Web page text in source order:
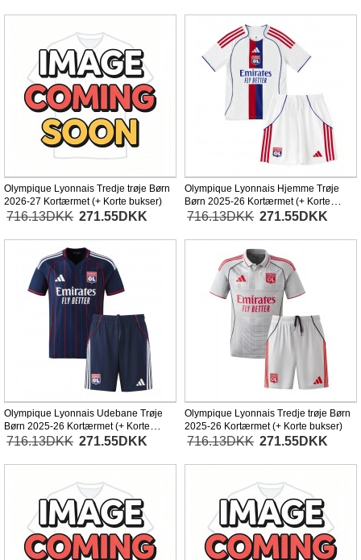
Olympique Lyonnais Tredje trøje Børn
2026-27 Kortærmet (+ Korte bukser)
716.13DKK 271.55DKK
Olympique Lyonnais Hjemme Trøje
Børn 2025-26 Kortærmet (+ Korte
bukser)
716.13DKK 271.55DKK
Olympique Lyonnais Udebane Trøje
Børn 2025-26 Kortærmet (+ Korte
bukser)
716.13DKK 271.55DKK
Olympique Lyonnais Tredje trøje Børn
2025-26 Kortærmet (+ Korte bukser)
716.13DKK 271.55DKK